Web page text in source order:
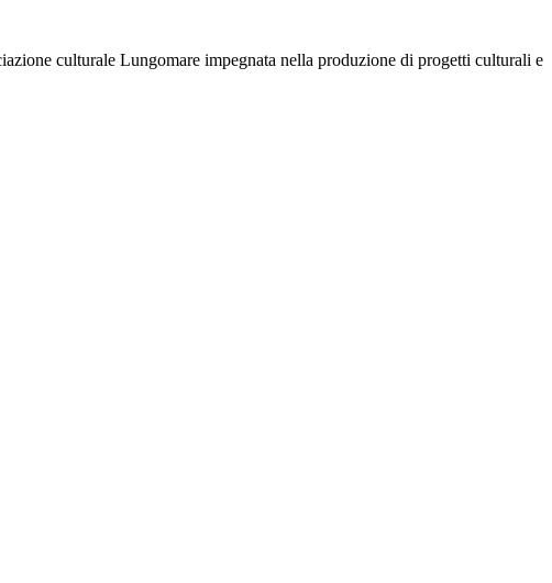
culturale Lungomare impegnata nella produzione di progetti culturali e